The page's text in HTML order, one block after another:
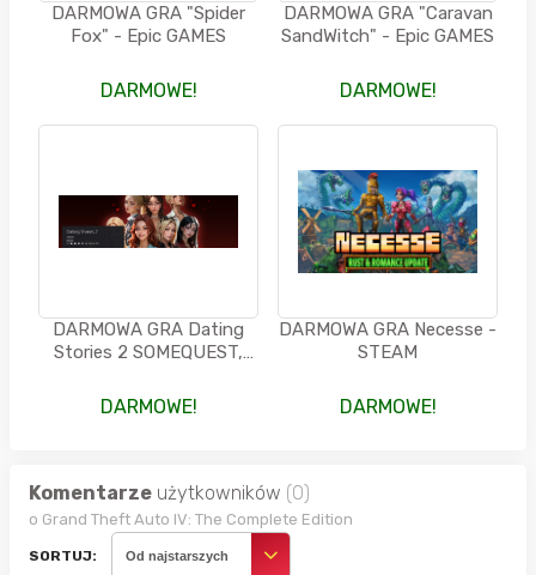
DARMOWA GRA "Spider
Fox" - Epic GAMES
DARMOWE!
DARMOWA GRA "Caravan
SandWitch" - Epic GAMES
DARMOWE!
DARMOWA GRA Dating
Stories 2 SOMEQUEST,
PlayStation Store
DARMOWE!
DARMOWA GRA Necesse -
STEAM
DARMOWE!
Komentarze użytkowników (0)
o Grand Theft Auto IV: The Complete Edition
SORTUJ: Od najstarszych